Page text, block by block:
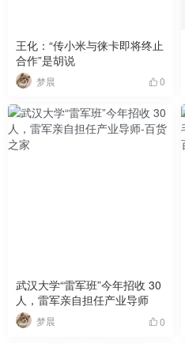
王化：“传小米与徕卡即将终止
合作”是胡说
梦晨 0
武汉大学“雷军班”今年招收 30
人，雷军亲自担任产业导师
梦晨 0